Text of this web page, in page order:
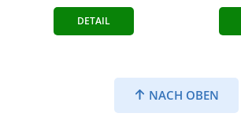
DETAIL
NACH OBEN